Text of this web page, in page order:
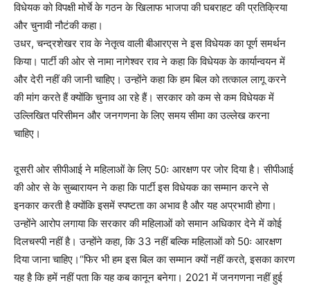
विधेयक को विपक्षी मोर्चे के गठन के खिलाफ भाजपा की घबराहट की प्रतिक्रिया
और चुनावी नौटंकी कहा।
उधर, चन्द्रशेखर राव के नेतृत्व वाली बीआरएस ने इस विधेयक का पूर्ण समर्थन
किया। पार्टी की ओर से नामा नागेश्वर राव ने कहा कि विधेयक के कार्यान्वयन में
और देरी नहीं की जानी चाहिए। उन्होंने कहा कि हम बिल को तत्काल लागू करने
की मांग करते हैं क्योंकि चुनाव आ रहे हैं। सरकार को कम से कम विधेयक में
उल्लिखित परिसीमन और जनगणना के लिए समय सीमा का उल्लेख करना
चाहिए।
दूसरी ओर सीपीआई ने महिलाओं के लिए 50ः आरक्षण पर जोर दिया है। सीपीआई
की ओर से के सुब्बारायन ने कहा कि पार्टी इस विधेयक का सम्मान करने से
इनकार करती है क्योंकि इसमें स्पष्टता का अभाव है और यह अप्रभावी होगा।
उन्होंने आरोप लगाया कि सरकार की महिलाओं को समान अधिकार देने में कोई
दिलचस्पी नहीं है। उन्होंने कहा, कि 33 नहीं बल्कि महिलाओं को 50ः आरक्षण
दिया जाना चाहिए।“फिर भी हम इस बिल का सम्मान क्यों नहीं करते, इसका कारण
यह है कि हमें नहीं पता कि यह कब कानून बनेगा। 2021 में जनगणना नहीं हुई